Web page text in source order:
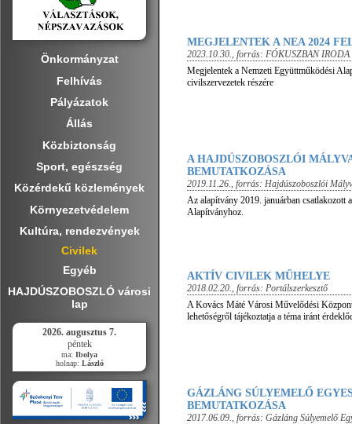
Önkormányzat
Felhívás
Pályázatok
Állás
Közbiztonság
Sport, egészség
Közérdekű közlemények
Környezetvédelem
Kultúra, rendezvények
Civilek
Egyéb
HAJDÚSZOBOSZLÓ városi
lap
2026. augusztus 7.
péntek
ma: Ibolya
holnap: László
MEGJELENTEK A NEA 2024
2023.10.30., forrás: FÓKUSZBAN IRODA
Megjelentek a Nemzeti Együttműködési
civilszervezetek részére
A HAJDÚSZOBOSZLÓI
BEMUTATKOZÁSA
2019.11.26., forrás: Hajdúszoboszlói
Az alapítvány 2019. januárban csatlakozott
Alapítványhoz.
AKTÍV CIVILEK MŰHELYE
2018.02.20., forrás: Portálszerkesztő
A Kovács Máté Városi Művelődési
lehetőségről tájékoztatja a téma iránt
GÁZLÁNG SÚLYEMELŐ
BEMUTATKOZÁSA
2017.06.09., forrás: Gázláng Súlyemelő